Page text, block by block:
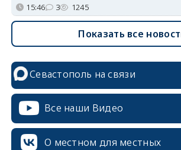
15:46 3 1245
Показать все
Севастополь на связи
Все наши Видео
О местном для местных